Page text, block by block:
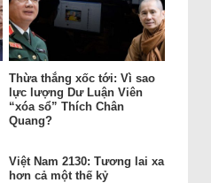
Thừa thắng xốc tới: Vì sao
lực lượng Dư Luận Viên
“xóa sổ” Thích Chân
Quang?
Việt Nam 2130: Tương lai xa
hơn cả một thế kỷ